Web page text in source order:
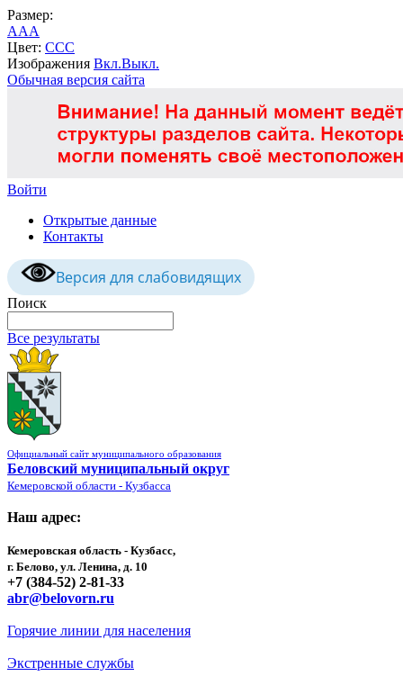
Размер:
AAA
Цвет: CCC
Изображения Вкл.Выкл.
Обычная версия сайта
Войти
Открытые данные
Контакты
Версия для слабовидящих
Поиск
Все результаты
Официальный сайт муниципального образования
Беловский муниципальный округ
Кемеровской области - Кузбасса
Наш адрес:
Кемеровская область - Кузбасс,
г. Белово, ул. Ленина, д. 10
+7 (384-52) 2-81-33
abr@belovorn.ru
Горячие линии для населения
Экстренные службы